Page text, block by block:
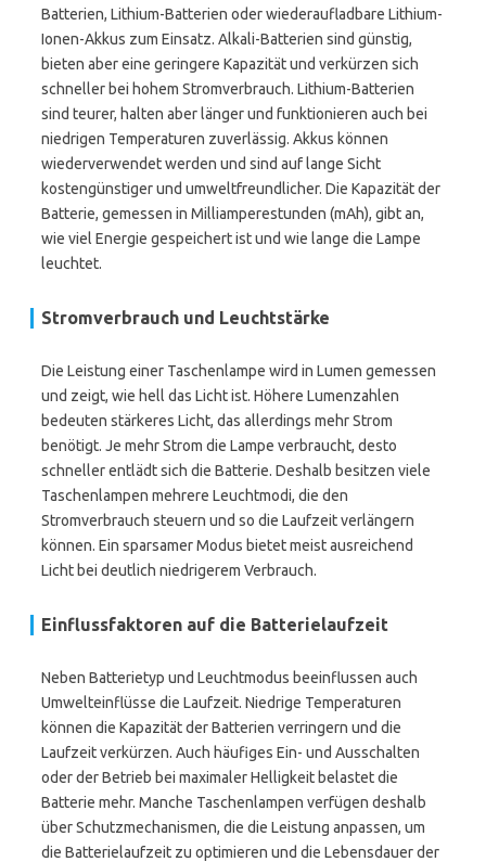
Batterien, Lithium-Batterien oder wiederaufladbare Lithium-
Ionen-Akkus zum Einsatz. Alkali-Batterien sind günstig,
bieten aber eine geringere Kapazität und verkürzen sich
schneller bei hohem Stromverbrauch. Lithium-Batterien
sind teurer, halten aber länger und funktionieren auch bei
niedrigen Temperaturen zuverlässig. Akkus können
wiederverwendet werden und sind auf lange Sicht
kostengünstiger und umweltfreundlicher. Die Kapazität der
Batterie, gemessen in Milliamperestunden (mAh), gibt an,
wie viel Energie gespeichert ist und wie lange die Lampe
leuchtet.
Stromverbrauch und Leuchtstärke
Die Leistung einer Taschenlampe wird in Lumen gemessen
und zeigt, wie hell das Licht ist. Höhere Lumenzahlen
bedeuten stärkeres Licht, das allerdings mehr Strom
benötigt. Je mehr Strom die Lampe verbraucht, desto
schneller entlädt sich die Batterie. Deshalb besitzen viele
Taschenlampen mehrere Leuchtmodi, die den
Stromverbrauch steuern und so die Laufzeit verlängern
können. Ein sparsamer Modus bietet meist ausreichend
Licht bei deutlich niedrigerem Verbrauch.
Einflussfaktoren auf die Batterielaufzeit
Neben Batterietyp und Leuchtmodus beeinflussen auch
Umwelteinflüsse die Laufzeit. Niedrige Temperaturen
können die Kapazität der Batterien verringern und die
Laufzeit verkürzen. Auch häufiges Ein- und Ausschalten
oder der Betrieb bei maximaler Helligkeit belastet die
Batterie mehr. Manche Taschenlampen verfügen deshalb
über Schutzmechanismen, die die Leistung anpassen, um
die Batterielaufzeit zu optimieren und die Lebensdauer der